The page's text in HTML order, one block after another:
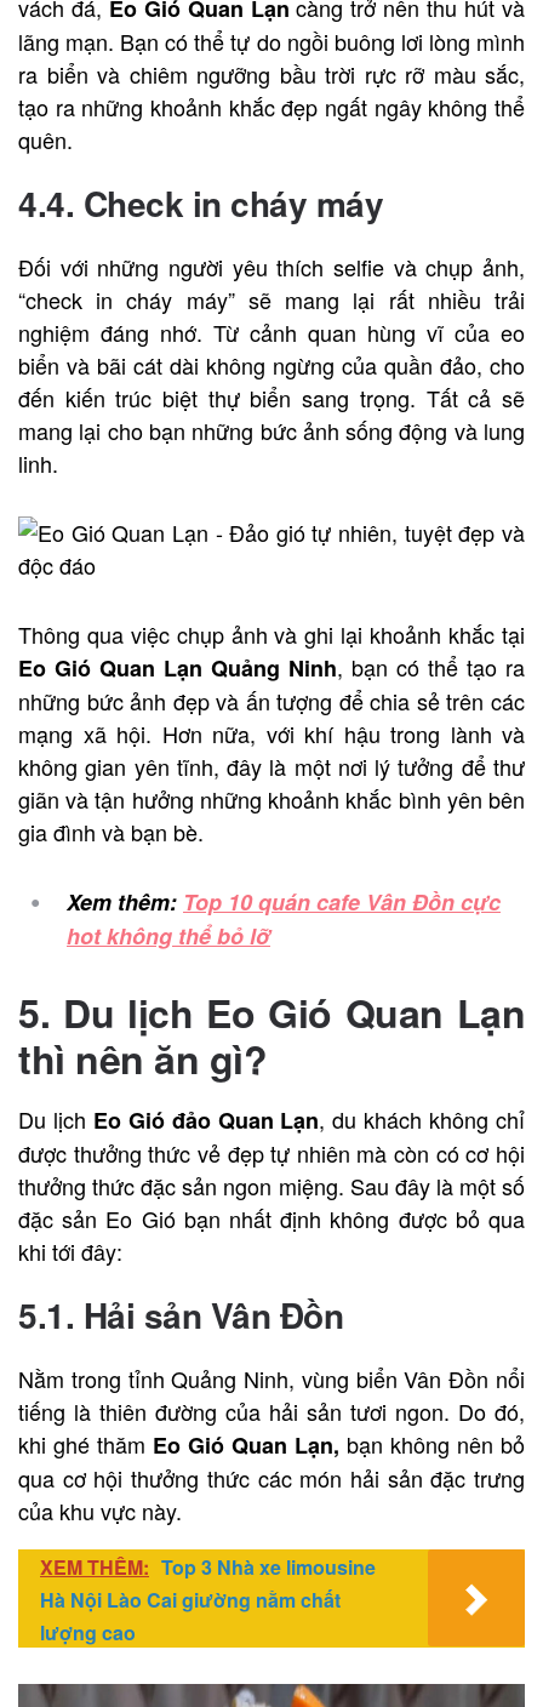
vách đá, Eo Gió Quan Lạn càng trở nên thu hút và
lãng mạn. Bạn có thể tự do ngồi buông lơi lòng mình
ra biển và chiêm ngưỡng bầu trời rực rỡ màu sắc,
tạo ra những khoảnh khắc đẹp ngất ngây không thể
quên.
4.4. Check in cháy máy
Đối với những người yêu thích selfie và chụp ảnh,
“check in cháy máy” sẽ mang lại rất nhiều trải
nghiệm đáng nhớ. Từ cảnh quan hùng vĩ của eo
biển và bãi cát dài không ngừng của quần đảo, cho
đến kiến trúc biệt thự biển sang trọng. Tất cả sẽ
mang lại cho bạn những bức ảnh sống động và lung
linh.
Thông qua việc chụp ảnh và ghi lại khoảnh khắc tại
Eo Gió Quan Lạn Quảng Ninh, bạn có thể tạo ra
những bức ảnh đẹp và ấn tượng để chia sẻ trên các
mạng xã hội. Hơn nữa, với khí hậu trong lành và
không gian yên tĩnh, đây là một nơi lý tưởng để thư
giãn và tận hưởng những khoảnh khắc bình yên bên
gia đình và bạn bè.
Xem thêm: Top 10 quán cafe Vân Đồn cực
hot không thể bỏ lỡ
5. Du lịch Eo Gió Quan Lạn
thì nên ăn gì?
Du lịch Eo Gió đảo Quan Lạn, du khách không chỉ
được thưởng thức vẻ đẹp tự nhiên mà còn có cơ hội
thưởng thức đặc sản ngon miệng. Sau đây là một số
đặc sản Eo Gió bạn nhất định không được bỏ qua
khi tới đây:
5.1. Hải sản Vân Đồn
Nằm trong tỉnh Quảng Ninh, vùng biển Vân Đồn nổi
tiếng là thiên đường của hải sản tươi ngon. Do đó,
khi ghé thăm Eo Gió Quan Lạn, bạn không nên bỏ
qua cơ hội thưởng thức các món hải sản đặc trưng
của khu vực này.
XEM THÊM: Top 3 Nhà xe limousine
Hà Nội Lào Cai giường nằm chất
lượng cao